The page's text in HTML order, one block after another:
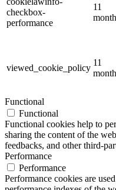
checkbox-
performance
11
viewed_cookie_policy
11
Functional
Functional
Functional cookies help to
sharing the content of the
feedbacks, and other third-
Performance
Performance
Performance cookies are